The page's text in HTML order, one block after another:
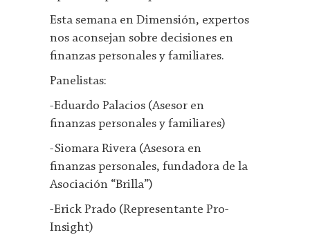
Esta semana en Dimensión, expertos
nos aconsejan sobre decisiones en
finanzas personales y familiares.
Panelistas:
-Eduardo Palacios (Asesor en
finanzas personales y familiares)
-Siomara Rivera (Asesora en
finanzas personales, fundadora de la
Asociación “Brilla”)
-Erick Prado (Representante Pro-
Insight)